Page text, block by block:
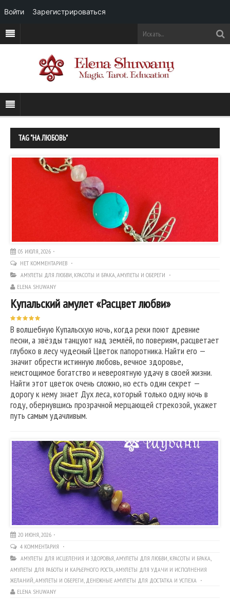
TAG "НА ЛЮБОВЬ"
05 ИЮЛЯ, 2026
НЕТ КОММЕНТАРИЕВ
АМУЛЕТЫ ДЛЯ ЛЮБВИ, КРАСОТЫ И БРАКА,АМУЛЕТЫ И ОБЕРЕГИ
ELENA SHUWANY
Купальский амулет «Расцвет любви»
В волшебную Купальскую ночь, когда реки поют древние
песни, а звёзды танцуют над землёй, по повериям, расцветает
глубоко в лесу чудесный Цветок папоротника. Найти его —
значит обрести истинную любовь, вечное здоровье,
неистощимое богатство и невероятную удачу в своей жизни.
Найти этот цветок очень сложно, но есть один секрет —
дорогу к нему знает Дух леса, который только одну ночь в
году, обернувшись прозрачной мерцающей стрекозой, укажет
путь самым удачливым.
20 ИЮНЯ, 2026
4 КОММЕНТАРИЯ
АМУЛЕТЫ ДЛЯ ИСЦЕЛЕНИЯ И ЗДОРОВЬЯ,АМУЛЕТЫ ДЛЯ ЛЮБВИ, КРАСОТЫ И БРАКА,
АМУЛЕТЫ ДЛЯ РАБОТЫ И КАРЬЕРНОГО РОСТА,АМУЛЕТЫ ДЛЯ УДАЧИ И ИСПОЛНЕНИЯ
ЖЕЛАНИЙ,АМУЛЕТЫ И ОБЕРЕГИ, ДЕНЕЖНЫЕ АМУЛЕТЫ ДЛЯ ДОСТАТКА И УСПЕХА
ELENA SHUWANY
Войти Зарегистрироваться